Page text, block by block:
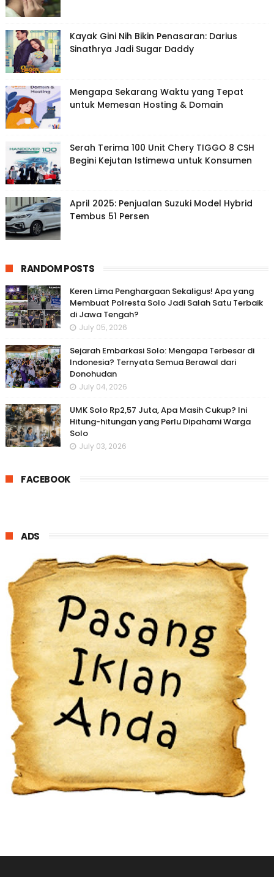
Kayak Gini Nih Bikin Penasaran: Darius
Sinathrya Jadi Sugar Daddy
Mengapa Sekarang Waktu yang Tepat
untuk Memesan Hosting & Domain
Serah Terima 100 Unit Chery TIGGO 8 CSH
Begini Kejutan Istimewa untuk Konsumen
April 2025: Penjualan Suzuki Model Hybrid
Tembus 51 Persen
RANDOM POSTS
Keren Lima Penghargaan Sekaligus! Apa yang
Membuat Polresta Solo Jadi Salah Satu Terbaik
di Jawa Tengah?
July 05, 2026
Sejarah Embarkasi Solo: Mengapa Terbesar di
Indonesia? Ternyata Semua Berawal dari
Donohudan
July 04, 2026
UMK Solo Rp2,57 Juta, Apa Masih Cukup? Ini
Hitung-hitungan yang Perlu Dipahami Warga
Solo
July 03, 2026
FACEBOOK
ADS